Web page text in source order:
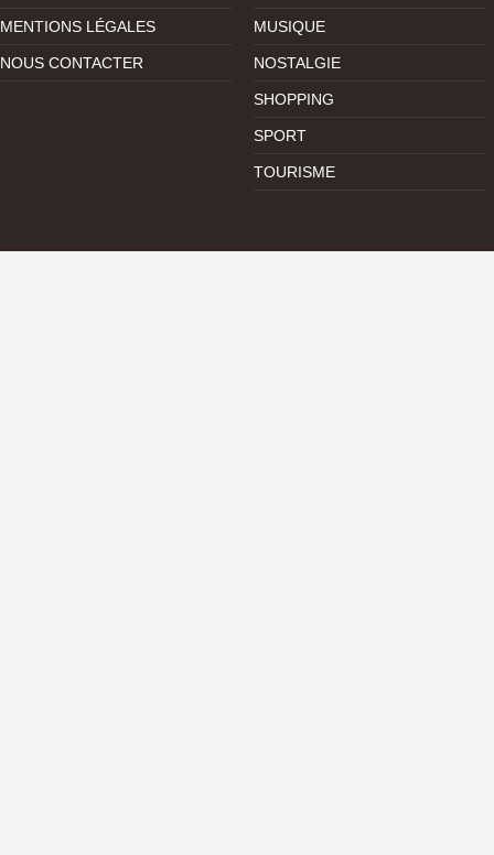
MENTIONS LÉGALES
NOUS CONTACTER
MUSIQUE
NOSTALGIE
SHOPPING
SPORT
TOURISME